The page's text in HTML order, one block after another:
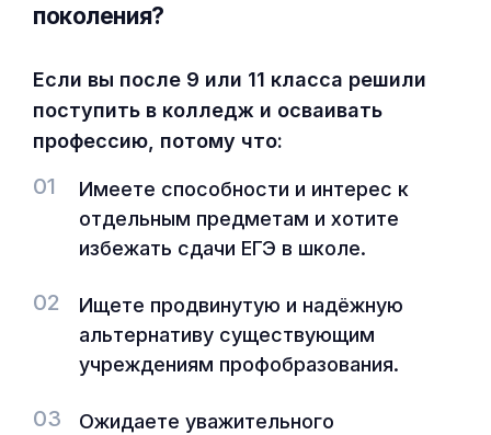
поколения?
Если вы после 9 или 11 класса решили
поступить в колледж и осваивать
профессию, потому что:
01
Имеете способности и интерес к
отдельным предметам и хотите
избежать сдачи ЕГЭ в школе.
02
Ищете продвинутую и надёжную
альтернативу существующим
учреждениям профобразования.
03
Ожидаете уважительного